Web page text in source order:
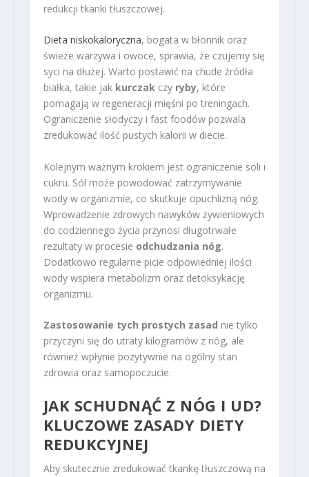
redukcji tkanki tłuszczowej.
Dieta niskokaloryczna, bogata w błonnik oraz
świeże warzywa i owoce, sprawia, że czujemy się
syci na dłużej. Warto postawić na chude źródła
białka, takie jak kurczakczy ryby, które
pomagają w regeneracji mięśni po treningach.
Ograniczenie słodyczy i fast foodów pozwala
zredukować ilość pustych kalorii w diecie.
Kolejnym ważnym krokiem jest ograniczenie soli i
cukru. Sól może powodować zatrzymywanie
wody w organizmie, co skutkuje opuchlizną nóg.
Wprowadzenie zdrowych nawyków żywieniowych
do codziennego życia przynosi długotrwałe
rezultaty w procesie odchudzania nóg.
Dodatkowo regularne picie odpowiedniej ilości
wody wspiera metabolizm oraz detoksykację
organizmu.
Zastosowanie tych prostych zasad nie tylko
przyczyni się do utraty kilogramów z nóg, ale
również wpłynie pozytywnie na ogólny stan
zdrowia oraz samopoczucie.
JAK SCHUDNĄĆ Z NÓG I UD?
KLUCZOWE ZASADY DIETY
REDUKCYJNEJ
Aby skutecznie zredukować tkankę tłuszczową na